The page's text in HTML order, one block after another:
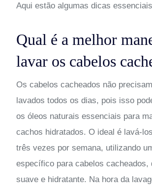
Aqui estão algumas dicas
Qual é a melhor
lavar os cabelos
Os cabelos cacheados não
lavados todos os dias, pois isso
os óleos naturais essenciais para
cachos hidratados. O ideal é lavá-
três vezes por semana, utilizando
específico para cabelos cacheados,
suave e hidratante. Na hora da